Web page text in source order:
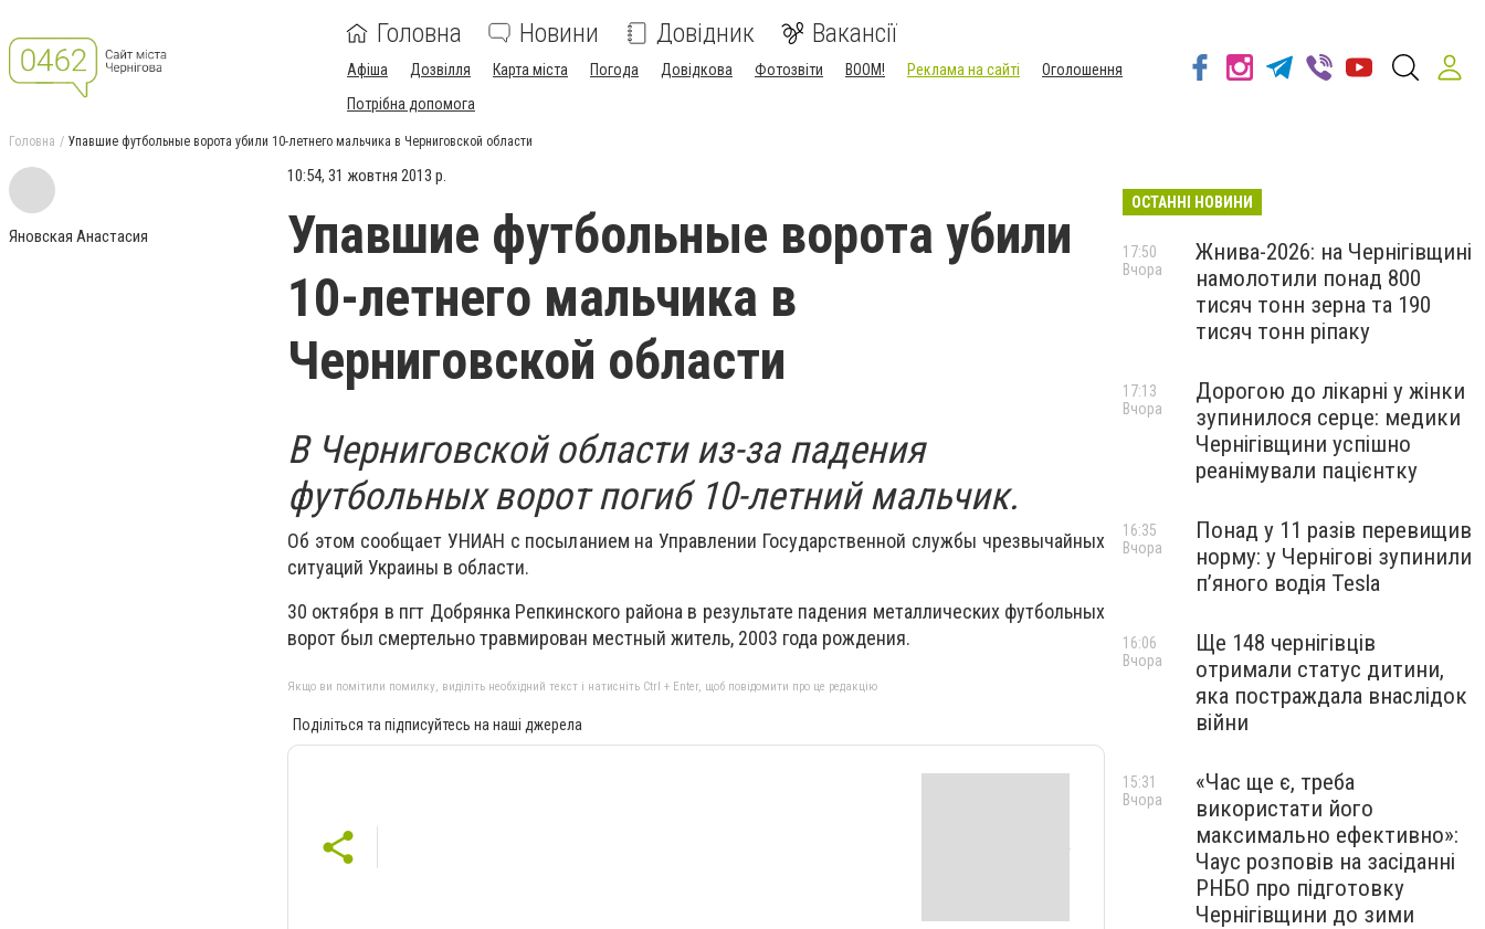
Головна Новини Довідник Вакансії
Афіша Дозвілля Карта міста Погода Довідкова Фотозвіти BOOM! Реклама на сайті
Оголошення
Потрібна допомога
Головна Упавшие футбольные ворота убили 10-летнего мальчика в Черниговской области
Яновская Анастасия
10:54, 31 жовтня 2013 р.
Упавшие футбольные ворота убили
10-летнего мальчика в
Черниговской области
В Черниговской области из-за падения
футбольных ворот погиб 10-летний мальчик.
Об этом сообщает УНИАН с посыланием на Управлении Государственной службы чрезвычайных
ситуаций Украины в области.
30 октября в пгт Добрянка Репкинского района в результате падения металлических футбольных
ворот был смертельно травмирован местный житель, 2003 года рождения.
Якщо ви помітили помилку, виділіть необхідний текст і натисніть Ctrl + Enter, щоб повідомити про це редакцію
Поділіться та підписуйтесь на наші джерела
ОСТАННІ НОВИНИ
Жнива-2026: на Чернігівщині
намолотили понад 800
тисяч тонн зерна та 190
тисяч тонн ріпаку
17:50
Вчора
Дорогою до лікарні у жінки
зупинилося серце: медики
Чернігівщини успішно
реанімували пацієнтку
17:13
Вчора
Понад у 11 разів перевищив
норму: у Чернігові зупинили
пʼяного водія Tesla
16:35
Вчора
Ще 148 чернігівців
отримали статус дитини,
яка постраждала внаслідок
війни
16:06
Вчора
«Час ще є, треба
використати його
максимально ефективно»:
Чаус розповів на засіданні
РНБО про підготовку
Чернігівщини до зими
15:31
Вчора